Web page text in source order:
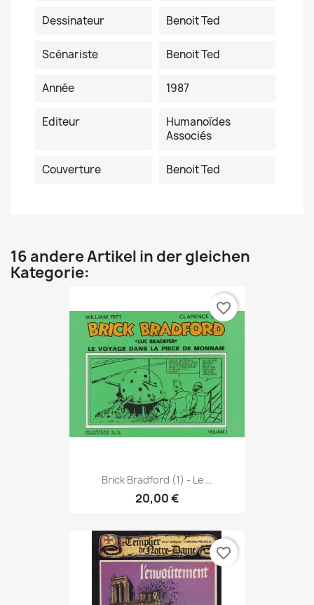
Dessinateur Benoit Ted
Scénariste Benoit Ted
Année 1987
Editeur
Humanoïdes
Associés
Couverture Benoit Ted
16 andere Artikel in der gleichen
Kategorie:
Brick Bradford (1) - Le...
20,00 €
favorite_border
favorite_border